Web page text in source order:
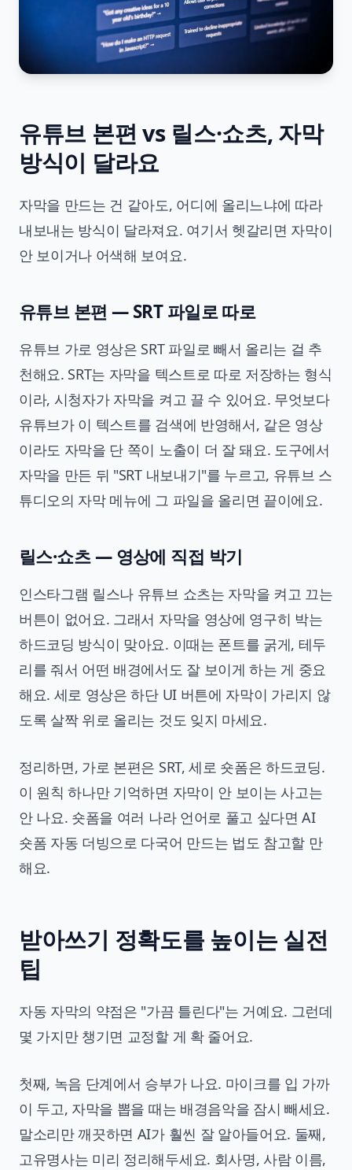
유튜브 본편 vs 릴스·쇼츠, 자막
방식이 달라요
자막을 만드는 건 같아도, 어디에 올리느냐에 따라
내보내는 방식이 달라져요. 여기서 헷갈리면 자막이
안 보이거나 어색해 보여요.
유튜브 본편 — SRT 파일로 따로
유튜브 가로 영상은 SRT 파일로 빼서 올리는 걸 추
천해요. SRT는 자막을 텍스트로 따로 저장하는 형식
이라, 시청자가 자막을 켜고 끌 수 있어요. 무엇보다
유튜브가 이 텍스트를 검색에 반영해서, 같은 영상
이라도 자막을 단 쪽이 노출이 더 잘 돼요. 도구에서
자막을 만든 뒤 "SRT 내보내기"를 누르고, 유튜브 스
튜디오의 자막 메뉴에 그 파일을 올리면 끝이에요.
릴스·쇼츠 — 영상에 직접 박기
인스타그램 릴스나 유튜브 쇼츠는 자막을 켜고 끄는
버튼이 없어요. 그래서 자막을 영상에 영구히 박는
하드코딩 방식이 맞아요. 이때는 폰트를 굵게, 테두
리를 줘서 어떤 배경에서도 잘 보이게 하는 게 중요
해요. 세로 영상은 하단 UI 버튼에 자막이 가리지 않
도록 살짝 위로 올리는 것도 잊지 마세요.
정리하면, 가로 본편은 SRT, 세로 숏폼은 하드코딩.
이 원칙 하나만 기억하면 자막이 안 보이는 사고는
안 나요. 숏폼을 여러 나라 언어로 풀고 싶다면AI
숏폼 자동 더빙으로 다국어 만드는 법 도 참고할 만
해요.
받아쓰기 정확도를 높이는 실전
팁
자동 자막의 약점은 "가끔 틀린다"는 거예요. 그런데
몇 가지만 챙기면 교정할 게 확 줄어요.
첫째, 녹음 단계에서 승부가 나요. 마이크를 입 가까
이 두고, 자막을 뽑을 때는 배경음악을 잠시 빼세요.
말소리만 깨끗하면 AI가 훨씬 잘 알아들어요. 둘째,
고유명사는 미리 정리해두세요. 회사명, 사람 이름,